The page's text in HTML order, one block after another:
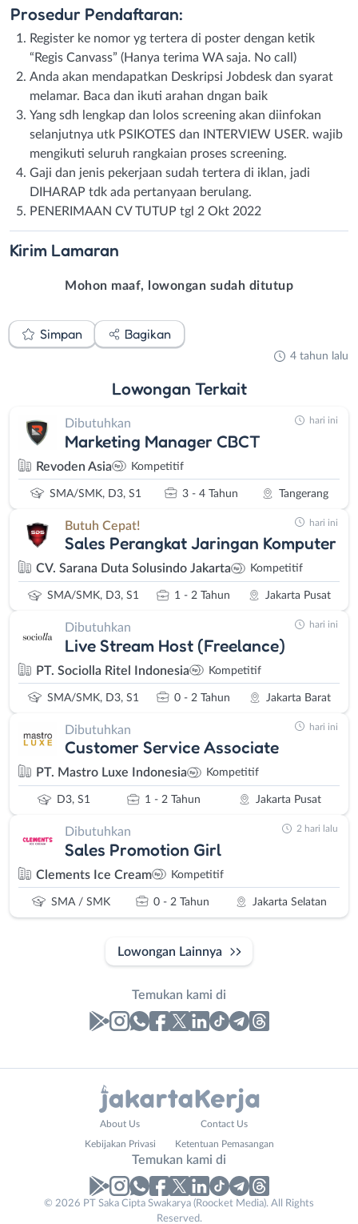
Prosedur Pendaftaran:
Register ke nomor yg tertera di poster dengan ketik
“Regis Canvass” (Hanya terima WA saja. No call)
Anda akan mendapatkan Deskripsi Jobdesk dan syarat
melamar. Baca dan ikuti arahan dngan baik
Yang sdh lengkap dan lolos screening akan diinfokan
selanjutnya utk PSIKOTES dan INTERVIEW USER. wajib
mengikuti seluruh rangkaian proses screening.
Gaji dan jenis pekerjaan sudah tertera di iklan, jadi
DIHARAP tdk ada pertanyaan berulang.
PENERIMAAN CV TUTUP tgl 2 Okt 2022
Kirim Lamaran
Mohon maaf, lowongan sudah ditutup
Simpan Bagikan
4 tahun lalu
Lowongan Terkait
Dibutuhkan
Marketing Manager CBCT
Revoden Asia Kompetitif
SMA/SMK, D3, S1 3 - 4 Tahun Tangerang
hari ini
Butuh Cepat!
Sales Perangkat Jaringan Komputer
CV. Sarana Duta Solusindo Jakarta Kompetitif
SMA/SMK, D3, S1 1 - 2 Tahun Jakarta Pusat
hari ini
Dibutuhkan
Live Stream Host (Freelance)
PT. Sociolla Ritel Indonesia Kompetitif
SMA/SMK, D3, S1 0 - 2 Tahun Jakarta Barat
hari ini
Dibutuhkan
Customer Service Associate
PT. Mastro Luxe Indonesia Kompetitif
D3, S1 1 - 2 Tahun Jakarta Pusat
hari ini
Dibutuhkan
Sales Promotion Girl
Clements Ice Cream Kompetitif
SMA / SMK 0 - 2 Tahun Jakarta Selatan
2 hari lalu
Lowongan Lainnya
Temukan kami di
No. Telp /
About Us Contact Us
Kebijakan Privasi Ketentuan Pemasangan
Temukan kami di
© 2026 PT Saka Cipta Swakarya (Roocket Media). All Rights
Reserved.